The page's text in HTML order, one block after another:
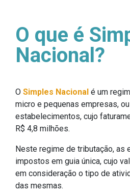
O que é
Nacional?
O Simples Nacional é um
micro e pequenas empresas,
estabelecimentos, cujo
R$ 4,8 milhões.
Neste regime de tributação, as
impostos em guia única, cujo
em consideração o tipo de
das mesmas.